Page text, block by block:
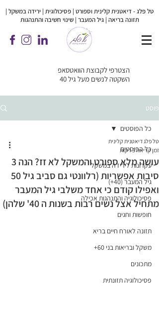
טל פלג - דיאטנית קלינית וספורט | פסיכולוגית | ירידה במשקל |
תזונה בריאה | גיל המעבר | שינוי חשיבה והתנהגות
הצטרפי לקבוצת הוואטסאפ
השקטה לנשים מעל גיל 40
פוסט
כל הפוסטים
עקרונות לירידה במשקל
גיל המעבר (40+)
פסיכולוגיה והתנהגות אכילה
חופשות וחגים
תזונה לאורח חיים בריא
משקל ובריאות בני 60+
מתכונים
פסיכולוגיה תזונתית
כל הפוסטים
עושה מלא ספורט והמשקל לא זז? הנה 3
סיבות אפשריות (רלוונטי גם סביב גיל 50
ואפילו קודם כי אחד משלבי גיל המעבר
מתחיל אצל נשים רבות בשנות ה 40' שלהן)
טל פלג דיאטנית קלינית
זמן קריאה 3 דקות